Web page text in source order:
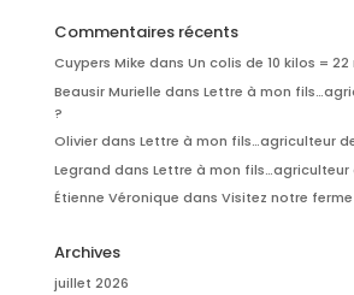
Commentaires récents
Cuypers Mike dans Un colis de 10 kilos =
Beausir Murielle dans Lettre à mon
?
Olivierdans Lettre à mon fils…agriculteur
Legrand dans Lettre à mon fils…agriculteur
Étienne Véronique dans Visitez notre
Archives
juillet 2026